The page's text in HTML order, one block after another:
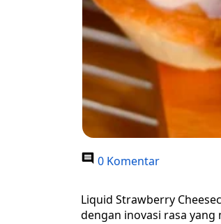
0 Komentar
Liquid Strawberry
dengan inovasi rasa yang